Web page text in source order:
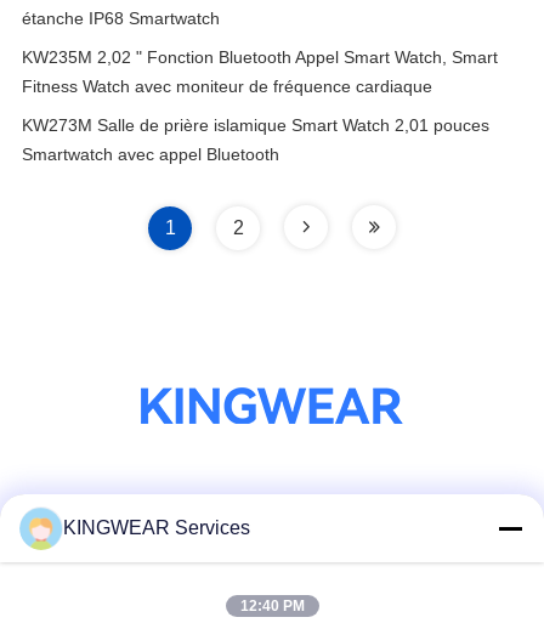
étanche IP68 Smartwatch
KW235M 2,02 " Fonction Bluetooth Appel Smart Watch, Smart
Fitness Watch avec moniteur de fréquence cardiaque
KW273M Salle de prière islamique Smart Watch 2,01 pouces
Smartwatch avec appel Bluetooth
1 2
Contactez rapidement
KINGWEAR Services
12:40 PM